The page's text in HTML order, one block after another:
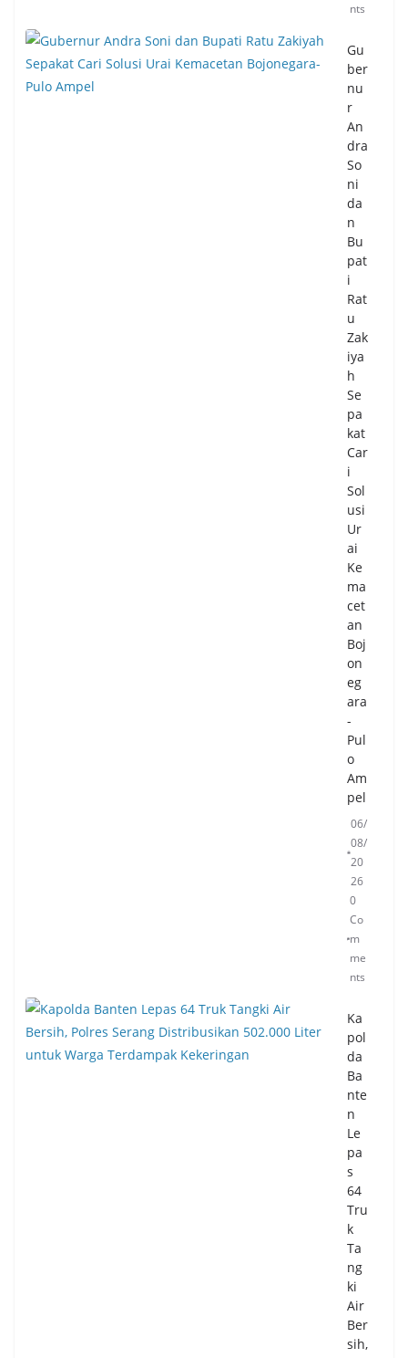
nts
Gu
ber
nu
r
An
dra
So
ni
da
n
Bu
pat
i
Rat
u
Zak
iya
h
Se
pa
kat
Car
i
Sol
usi
Ur
ai
Ke
ma
cet
an
Boj
on
eg
ara
-
Pul
o
Am
pel
06/
08/
20
26
0
Co
m
me
nts
Ka
pol
da
Ba
nte
n
Le
pa
s
64
Tru
k
Ta
ng
ki
Air
Ber
sih,